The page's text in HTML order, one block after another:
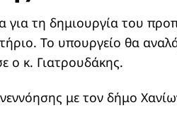
για τη δημιουργία του
Το υπουργείο θα
ο κ. Γιατρουδάκης.
με τον δήμο